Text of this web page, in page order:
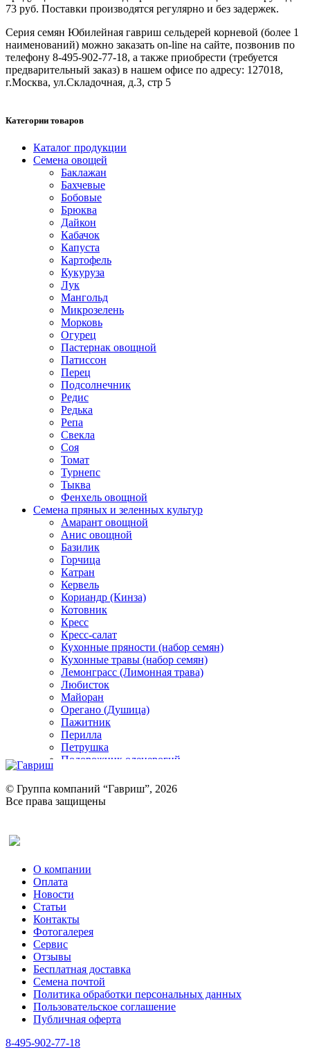
73 руб. Поставки производятся регулярно и без задержек.
Серия семян Юбилейная гавриш сельдерей корневой (более 1
наименований) можно заказать on-line на сайте, позвонив по
телефону 8-495-902-77-18, а также приобрести (требуется
предварительный заказ) в нашем офисе по адресу: 127018,
г.Москва, ул.Складочная, д.3, стр 5
Категории товаров
Каталог продукции
Семена овощей
Баклажан
Бахчевые
Бобовые
Брюква
Дайкон
Кабачок
Капуста
Картофель
Кукуруза
Лук
Мангольд
Микрозелень
Морковь
Огурец
Пастернак овощной
Патиссон
Перец
Подсолнечник
Редис
Редька
Репа
Свекла
Соя
Томат
Турнепс
Тыква
Фенхель овощной
Семена пряных и зеленных культур
Амарант овощной
Анис овощной
Базилик
Горчица
Катран
Кервель
Кориандр (Кинза)
Котовник
Кресс
Кресс-салат
Кухонные пряности (набор семян)
Кухонные травы (набор семян)
Лемонграсс (Лимонная трава)
Любисток
Майоран
Орегано (Душица)
Пажитник
Перилла
Петрушка
Подорожник оленерогий
Ревень
Рукола
Рута
Тмин
Трава для чая
Туласи
Укроп
Фенхель пряный
Хризантема овощная
Цикорий пряный
Цикорий салатный (Витлуф)
Черемша
Шпинат
Щавель
Эндивий
Эстрагон
Алтей
© Группа компаний “Гавриш”, 2026
Все права защищены
О компании
Оплата
Новости
Статьи
Контакты
Фотогалерея​
Сервис
Отзывы
Бесплатная доставка
Семена почтой
Политика обработки персональных данных
Пользовательское соглашение
Публичная оферта
8-495-902-77-18